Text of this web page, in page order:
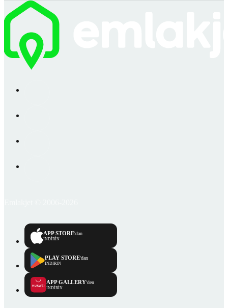
APP STORE'dan
İNDİRİN
PLAY STORE'dan
İNDİRİN
APP GALLERY'den
İNDİRİN